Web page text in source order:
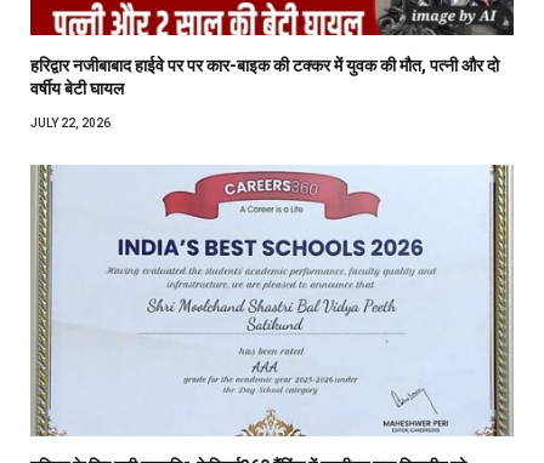
हरिद्वार नजीबाबाद हाईवे पर पर कार-बाइक की टक्कर में युवक की मौत, पत्नी और दो
वर्षीय बेटी घायल
JULY 22, 2026